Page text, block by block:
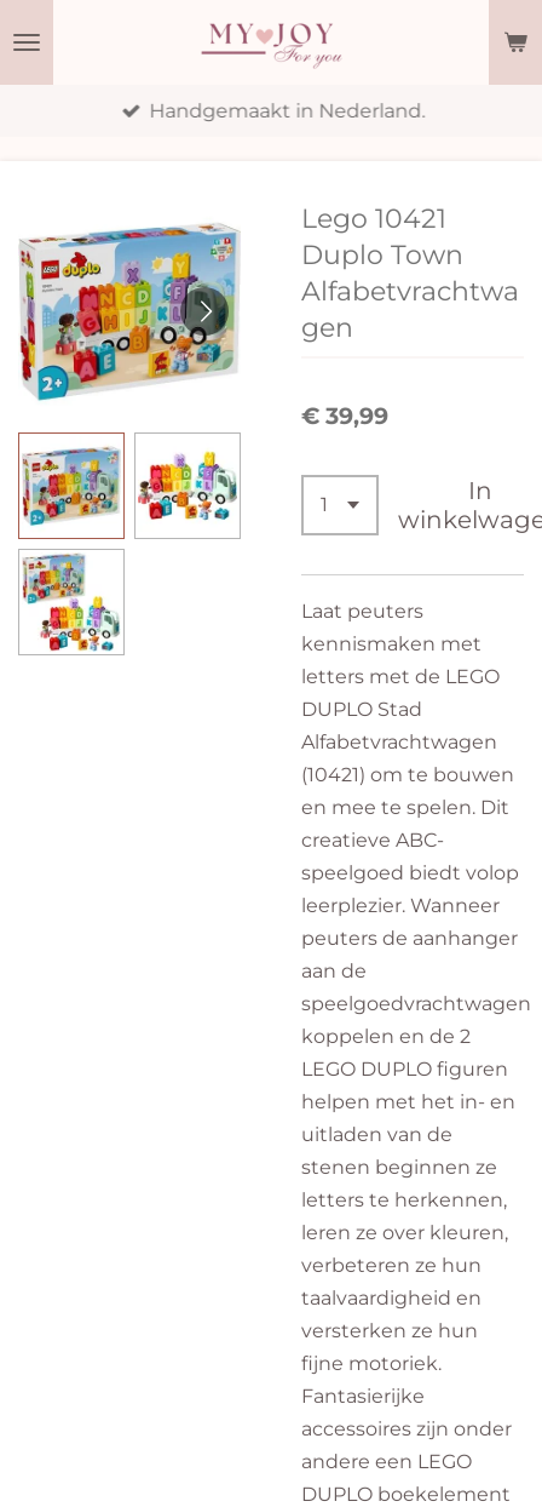
Handgemaakt in Nederland.
Lego 10421
Duplo Town
Alfabetvrachtwa
gen
€ 39,99
In
Laat peuters
kennismaken met
letters met de LEGO
DUPLO Stad
Alfabetvrachtwagen
(10421) om te bouwen
en mee te spelen. Dit
creatieve ABC-
speelgoed biedt volop
leerplezier. Wanneer
peuters de aanhanger
aan de
speelgoedvrachtwagen
koppelen en de 2
LEGO DUPLO figuren
helpen met het in- en
uitladen van de
stenen beginnen ze
letters te herkennen,
leren ze over kleuren,
verbeteren ze hun
taalvaardigheid en
versterken ze hun
fijne motoriek.
Fantasierijke
accessoires zijn onder
andere een LEGO
DUPLO boekelement